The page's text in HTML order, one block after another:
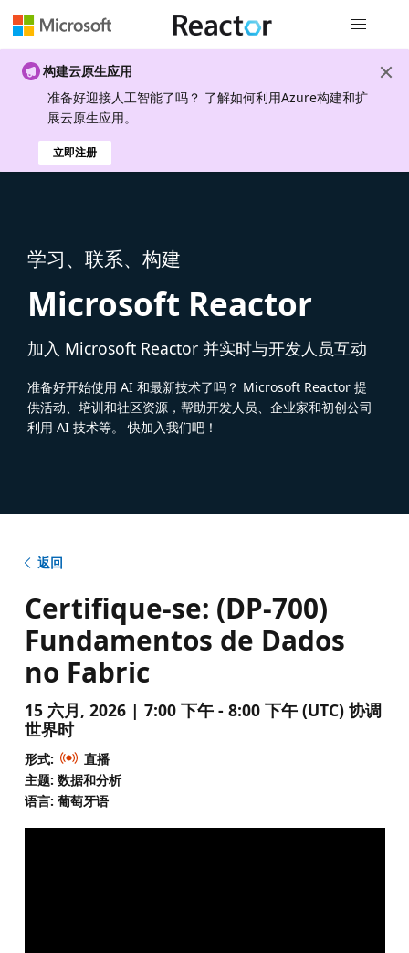
构建云原生应用
准备好迎接人工智能了吗？ 了解如何利用Azure构建和扩
展云原生应用。
立即注册
学习、联系、构建
Microsoft Reactor
加入 Microsoft Reactor 并实时与开发人员互动
准备好开始使用 AI 和最新技术了吗？ Microsoft Reactor 提
供活动、培训和社区资源，帮助开发人员、企业家和初创公司
利用 AI 技术等。 快加入我们吧！
返回
Certifique-se: (DP-700)
Fundamentos de Dados
no Fabric
15 六月, 2026 | 7:00 下午 - 8:00 下午 (UTC) 协调
世界时
形式:
直播
主题: 数据和分析
语言: 葡萄牙语